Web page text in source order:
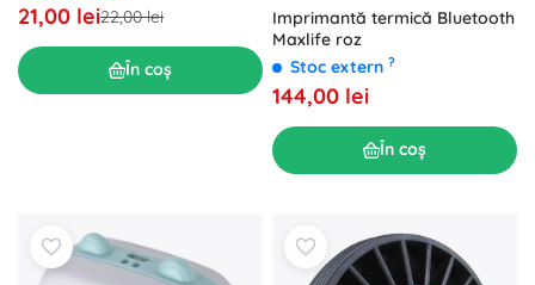
21,00 lei22,00 lei
În coș
Imprimantă termică Bluetooth
Maxlife roz
Stoc extern ?
144,00 lei
În coș